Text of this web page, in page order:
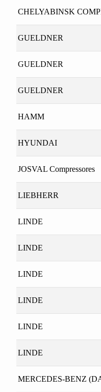
CHELYABINSK
GUELDNER
GUELDNER
GUELDNER
HAMM
HYUNDAI
JOSVAL Compressores
LIEBHERR
LINDE
LINDE
LINDE
LINDE
LINDE
LINDE
MERCEDES-BENZ